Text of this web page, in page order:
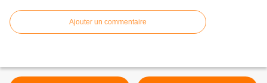
Ajouter un commentaire